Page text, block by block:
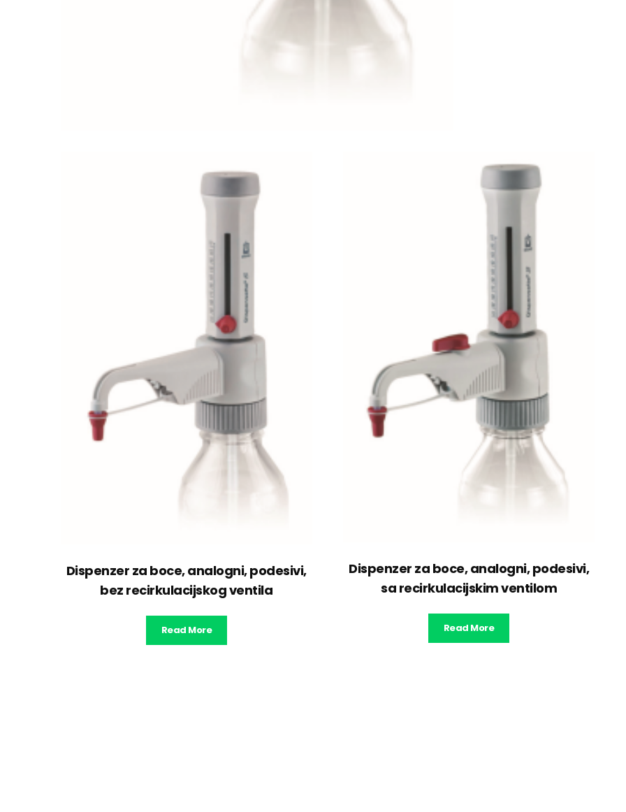
Dispenzer za boce, analogni, podesivi,
bez recirkulacijskog ventila
Read More
Dispenzer za boce, analogni, podesivi,
sa recirkulacijskim ventilom
Read More